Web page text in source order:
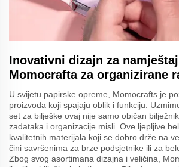
Inovativni dizajn za
Momocrafta za organizirane
U svijetu papirske opreme, Momocrafts je
proizvoda koji spajaju oblik i funkciju.
set za bilješke ovaj nije samo običan
zadataka i organizacije misli. Ove ljepljive
kvalitetnih materijala koji se dobro drže na
čini savršenima za brze podsjetnike ili za
Zbog svog asortimana dizajna i veličina,